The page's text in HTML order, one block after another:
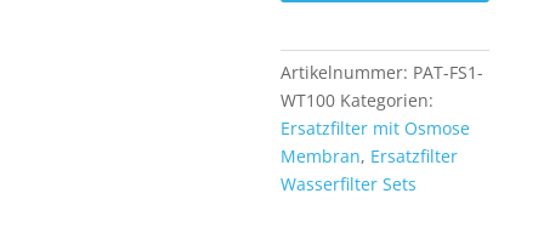
GPD
Membran
und
Anschlusszubehör
Menge
Artikelnummer: PAT-FS1-
WT100 Kategorien:
Ersatzfilter mit Osmose
Membran, Ersatzfilter
Wasserfilter Sets